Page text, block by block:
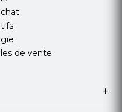
de vente